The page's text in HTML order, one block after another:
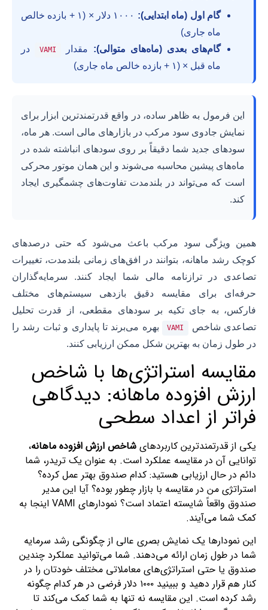
گام اول (ماه ابتدایی):
۱۰۰۰ دلار × (۱ + بازده خالص
ماه جاری)
گام‌های بعدی (ماه‌های متوالی): مقدار VAMI
در
ماه قبل × (۱ + بازده خالص ماه جاری)
این فرمول به ظاهر ساده، در واقع قدرتمندترین ابزار برای
نمایش جادوی سود مرکب در بازارهای مالی است. هر ماه،
سودهای جدید شما دقیقاً بر روی سودهای انباشته شده در
ماه‌های پیشین محاسبه می‌شوند و این همان موتور محرکی
است که می‌تواند در بلندمدت تفاوت‌های چشمگیری ایجاد
کند.
همین ویژگی سود مرکب باعث می‌شود که حتی درصدهای
کوچک رشد ماهانه، بتوانند در افق‌های زمانی بلندمدت، تغییرات
تصاعدی در ترازنامه مالی شما ایجاد کنند. سرمایه‌گذاران
حرفه‌ای برای مقایسه دقیق بازدهی سیستم‌های مختلف
فارکس، به جای تکیه بر سودهای مقطعی، از قدرت تحلیل
تصاعدی شاخص
VAMI
بهره می‌برند تا پایداری و ثبات رشد را
در طول زمان به بهترین شکل ممکن ارزیابی کنند.
مقایسه استراتژی‌ها با شاخص
ارزش افزوده ماهانه: دیدگاهی
فراتر از اعداد سطحی
یکی از قدرتمندترین کاربردهای شاخص ارزش افزوده ماهانه،
توانایی آن در مقایسه عملکرد است. به عنوان یک تریدر، شما
دائم در حال ارزیابی هستید: کدام صندوق بهتر عمل کرده؟
استراتژی من در مقایسه با بازار چطور بوده؟ آیا این مدیر
صندوق واقعاً شایسته اعتماد است؟ نمودارهای VAMI اینجا به
کمک شما می‌آیند.
این نمودارها یک نمایش بصری عالی از چگونگی رشد سرمایه
شما در طول زمان ارائه می‌دهند. شما می‌توانید عملکرد چندین
صندوق یا حتی استراتژی‌های معاملاتی مختلف خودتان را در
کنار هم قرار دهید و ببینید ۱۰۰۰ دلار فرضی در هر کدام چگونه
رشد کرده است. این مقایسه نه تنها به شما کمک می‌کند تا